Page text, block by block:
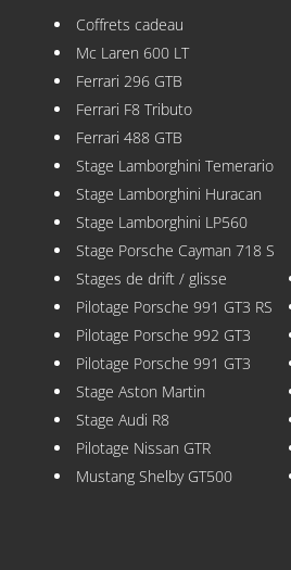
Coffrets cadeau
Mc Laren 600 LT
Ferrari 296 GTB
Ferrari F8 Tributo
Ferrari 488 GTB
Stage Lamborghini Temerario
Stage Lamborghini Huracan
Stage Lamborghini LP560
Stage Porsche Cayman 718 S
Stages de drift / glisse
Pilotage Porsche 991 GT3 RS
Pilotage Porsche 992 GT3
Pilotage Porsche 991 GT3
Stage Aston Martin
Stage Audi R8
Pilotage Nissan GTR
Mustang Shelby GT500